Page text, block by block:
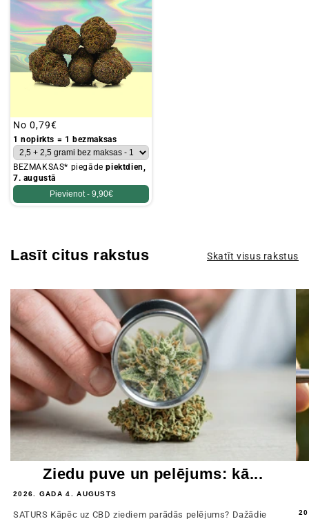
Parastā
cena
No 0,79€
1 nopirkts = 1 bezmaksas
BEZMAKSAS* piegādepiektdien,
7. augustā
Pievienot - 9,90€
Lasīt citus rakstus Skatīt visus rakstus
Ziedu puve un pelējums: kā...
2026. GADA 4. AUGUSTS
SATURS Kāpēc uz CBD ziediem parādās pelējums? Dažādie